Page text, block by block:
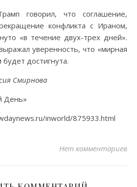
говорил, что соглашение,
конфликта с Ираном,
«в течение двух-трех дней».
уверенность, что «мирная
достигнута.
Смирнова
День»
inworld/875933.html
Нет комментариев